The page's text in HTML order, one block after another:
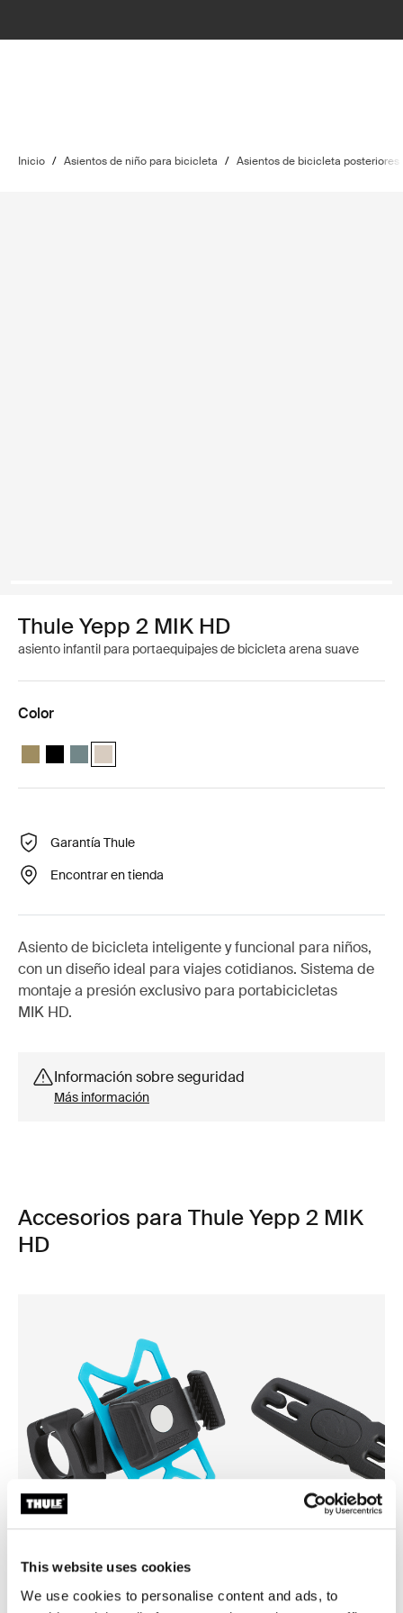
This website uses cookies
We use cookies to personalise content and ads, to
Inicio / Asientos de niño para bicicleta / Asientos de bicicleta posteriores
Thule Yepp 2 MIK HD
asiento infantil para portaequipajes de bicicleta arena suave
Color
Thule Yepp 2 MIK HD Verde nutria
Thule Yepp 2 MIK HD Negro medianoche
Thule Yepp 2 MIK HD Azul medio
Thule Yepp 2 MIK HD Arena suave (selected)
Garantía Thule
Encontrar en tienda
Asiento de bicicleta inteligente y funcional para niños,
con un diseño ideal para viajes cotidianos. Sistema de
montaje a presión exclusivo para portabicicletas
MIK HD.
Información sobre seguridad
Más información
Accesorios para Thule Yepp 2 MIK
HD
Thule smartphone bike mount
fijación de smartphone para bicicleta
Thule Yepp harness clip
clip para arnés negro